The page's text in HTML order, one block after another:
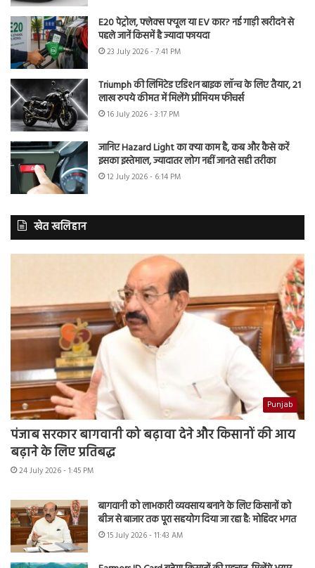
E20 पेट्रोल, फ्लेक्स फ्यूल या EV कार? नई गाड़ी खरीदने से
पहले जानें किसमें है ज्यादा फायदा
23 July 2026 - 7:41 PM
Triumph की लिमिटेड एडिशन बाइक लॉन्च के लिए तैयार, 21
लाख रुपये कीमत में मिलेंगे प्रीमियम फीचर्स
16 July 2026 - 3:17 PM
जानिए Hazard Light का क्या काम है, कब और कैसे करें
इसका इस्तेमाल, ज्यादातर लोग नहीं जानते सही तरीका
12 July 2026 - 6:14 PM
खेत खलिहान
Punjab
पंजाब सरकार बागवानी को बढ़ावा देने और किसानों की आय
बढ़ाने के लिए प्रतिबद्ध
24 July 2026 - 1:45 PM
बागवानी को लाभकारी व्यवसाय बनाने के लिए किसानों को
बीज से बाजार तक पूरा सहयोग दिया जा रहा है: मोहिंदर भगत
15 July 2026 - 11:43 AM